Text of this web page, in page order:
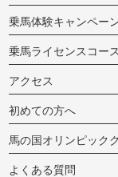
乗馬体験キャンペー
乗馬ライセンスコース
アクセス
初めての方へ
馬の国オリンピック
よくある質問